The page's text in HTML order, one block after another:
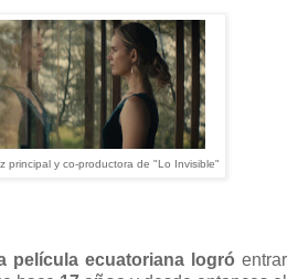
principal y co-productora de "Lo Invisible"
película ecuatoriana logró entrar